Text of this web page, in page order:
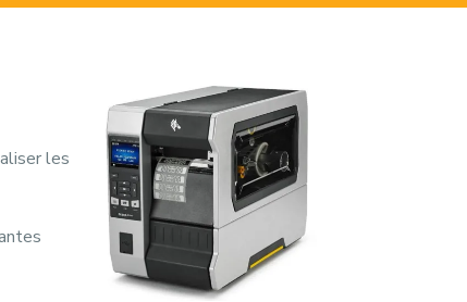
les